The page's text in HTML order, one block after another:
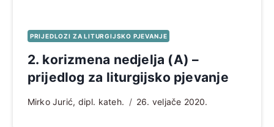
PRIJEDLOZI ZA LITURGIJSKO PJEVANJE
2. korizmena nedjelja (A) –
prijedlog za liturgijsko pjevanje
Mirko Jurić, dipl. kateh. 26. veljače 2020.